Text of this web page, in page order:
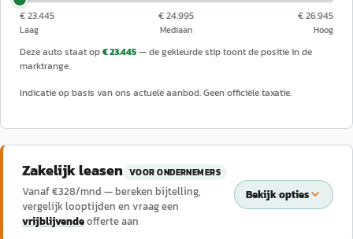
€ 23.445
Laag
€ 24.995
Mediaan
€ 26.945
Hoog
Deze auto staat op€ 23.445— de gekleurde stip toont de positie in de
marktrange.
Indicatie op basis van ons actuele aanbod. Geen officiële taxatie.
Zakelijk leasen VOOR ONDERNEMERS
Vanaf €328/mnd — bereken bijtelling,
vergelijk looptijden en vraag een
vrijblijvendeofferte aan
Bekijk opties